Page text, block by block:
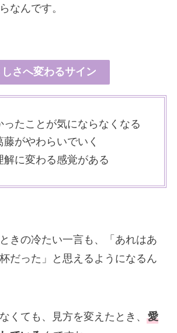
なんです。
さへ変わるサイン
ったことが気にならなくなる
藤がやわらいでいく
解に変わる感覚がある
きの冷たい一言も、「あれはあ
だった」と思えるようになるん
くても、見方を変えたとき、
愛